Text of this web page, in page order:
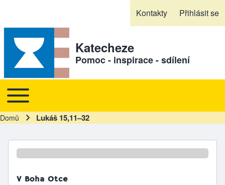
Kontakty Přihlásit se
Katecheze
Pomoc - inspirace - sdílení
Hlavní navigace
Toggle main menu
Drobečková navigace
Domů Lukáš 15,11–32
V Boha Otce